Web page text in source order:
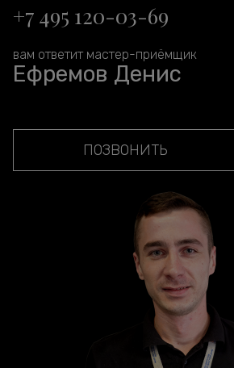
+7 495 120-03-69
вам ответит мастер-приёмщик
Ефремов Денис
ПОЗВОНИТЬ